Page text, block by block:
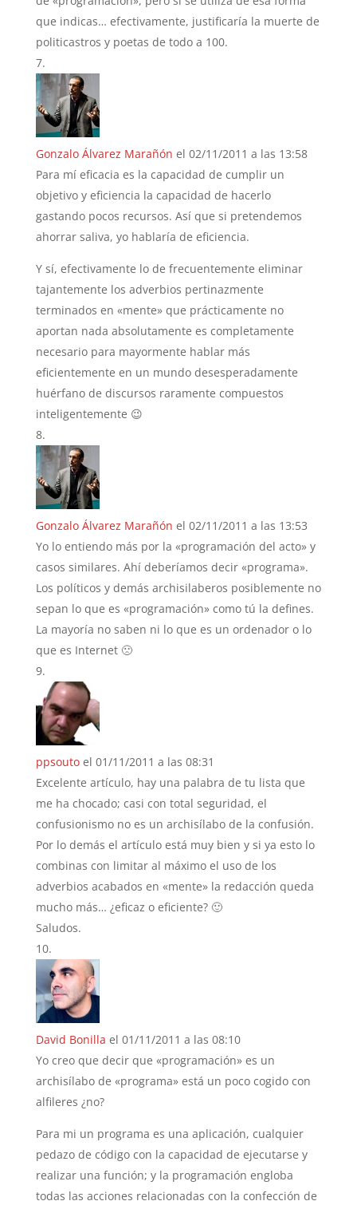
que indicas… efectivamente, justificaría la muerte de
politicastros y poetas de todo a 100.
Gonzalo Álvarez Marañón el 02/11/2011 a las 13:58
Para mí eficacia es la capacidad de cumplir un
objetivo y eficiencia la capacidad de hacerlo
gastando pocos recursos. Así que si pretendemos
ahorrar saliva, yo hablaría de eficiencia.
Y sí, efectivamente lo de frecuentemente eliminar
tajantemente los adverbios pertinazmente
terminados en «mente» que prácticamente no
aportan nada absolutamente es completamente
necesario para mayormente hablar más
eficientemente en un mundo desesperadamente
huérfano de discursos raramente compuestos
inteligentemente 😉
Gonzalo Álvarez Marañón el 02/11/2011 a las 13:53
Yo lo entiendo más por la «programación del acto» y
casos similares. Ahí deberíamos decir «programa».
Los políticos y demás archisilaberos posiblemente no
sepan lo que es «programación» como tú la defines.
La mayoría no saben ni lo que es un ordenador o lo
que es Internet 🙁
ppsouto el 01/11/2011 a las 08:31
Excelente artículo, hay una palabra de tu lista que
me ha chocado; casi con total seguridad, el
confusionismo no es un archisílabo de la confusión.
Por lo demás el artículo está muy bien y si ya esto lo
combinas con limitar al máximo el uso de los
adverbios acabados en «mente» la redacción queda
mucho más… ¿eficaz o eficiente? 🙂
Saludos.
David Bonilla el 01/11/2011 a las 08:10
Yo creo que decir que «programación» es un
archisílabo de «programa» está un poco cogido con
alfileres ¿no?
Para mi un programa es una aplicación, cualquier
pedazo de código con la capacidad de ejecutarse y
realizar una función; y la programación engloba
todas las acciones relacionadas con la confección de